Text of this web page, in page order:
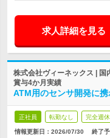
求人詳細を見る
株式会社ヴィーネックス |
賞与4か月実績
ATM用のセンサ開発に
正社員 転勤なし 完全週
情報更新日：2026/07/30 終了予